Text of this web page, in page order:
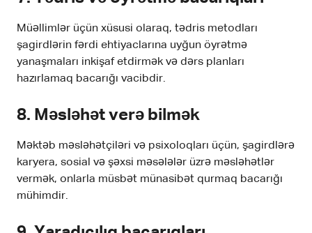
Müəllimlər üçün xüsusi olaraq, tədris metodları
şagirdlərin fərdi ehtiyaclarına uyğun öyrətmə
yanaşmaları inkişaf etdirmək və dərs planları
hazırlamaq bacarığı vacibdir.
8. Məsləhət verə bilmək
Məktəb məsləhətçiləri və psixoloqları üçün, şagirdlərə
karyera, sosial və şəxsi məsələlər üzrə məsləhətlər
vermək, onlarla müsbət münasibət qurmaq bacarığı
mühimdir.